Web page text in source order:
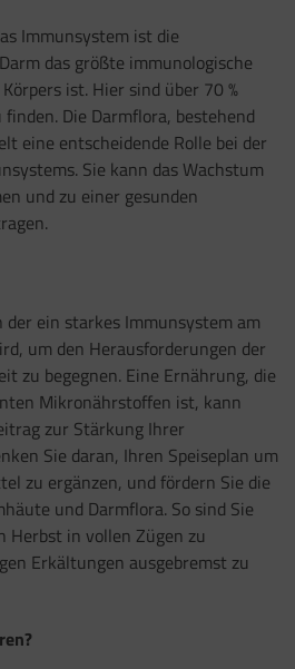
Immunsystem ist die
das größte immunologische
ist. Hier sind über 70 %
Die Darmflora, bestehend
eine entscheidende Rolle bei der
Sie kann das Wachstum
und zu einer gesunden
ein starkes Immunsystem am
um den Herausforderungen der
zu begegnen. Eine Ernährung, die
Mikronährstoffen ist, kann
zur Stärkung Ihrer
Sie daran, Ihren Speiseplan um
zu ergänzen, und fördern Sie die
und Darmflora. So sind Sie
Herbst in vollen Zügen zu
Erkältungen ausgebremst zu